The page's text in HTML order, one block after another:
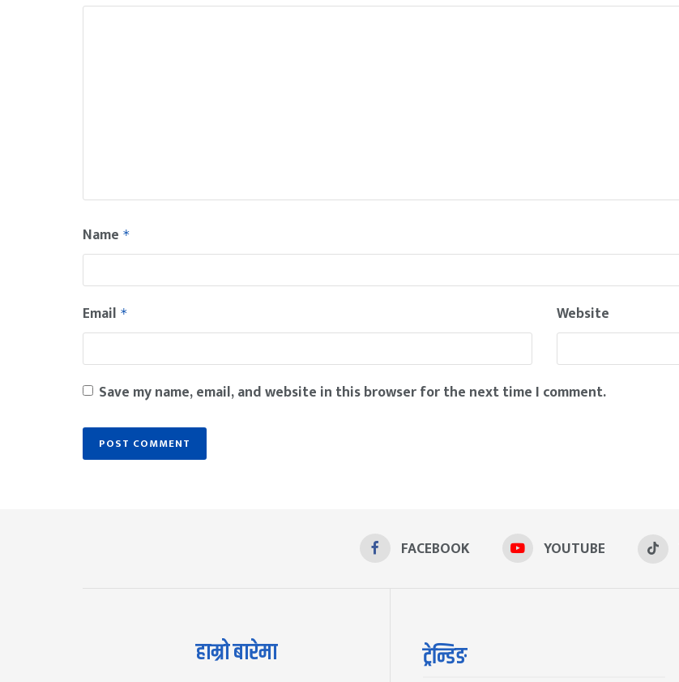
Name *
Email * Website
Save my name, email, and website in this browser for the next time I comment.
FACEBOOK YOUTUBE
हाम्रो बारेमा ट्रेन्डिङ